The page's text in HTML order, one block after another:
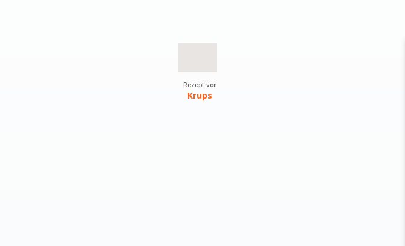
Rezept von
Krups